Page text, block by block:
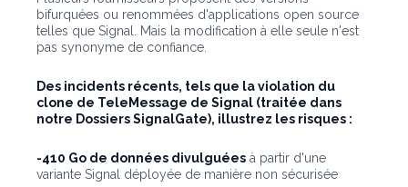
bifurquées ou renommées d'applications open source
telles que Signal. Mais la modification à elle seule n'est
pas synonyme de confiance.
Des incidents récents, tels que la violation du
clone de TeleMessage de Signal (traitée dans
notre Dossiers SignalGate), illustrez les risques :
-410 Go de données divulguées à partir d'une
variante Signal déployée de manière non sécurisée